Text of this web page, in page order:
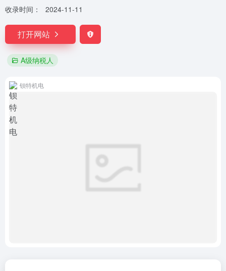
收录时间：
2024-11-11
打开网站
A级纳税人
钡特机电